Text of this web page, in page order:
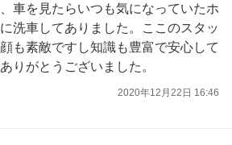
車を見たらいつも気になっていたホ
洗車してありました。ここのスタッ
も素敵ですし知識も豊富で安心して
りがとうございました。
2020年12月22日 16:46